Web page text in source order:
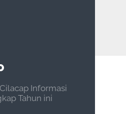
Informasi
Tahun ini